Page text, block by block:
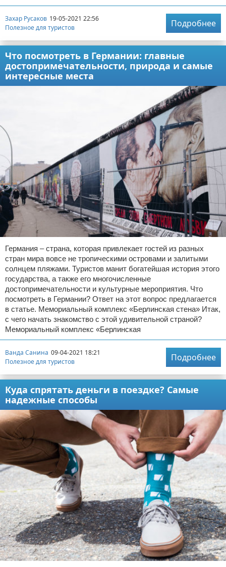
Захар Русаков 19-05-2021 22:56
Полезное для туристов
Подробнее
Что посмотреть в Германии: главные
достопримечательности, природа и самые
интересные места
Германия – страна, которая привлекает гостей из разных
стран мира вовсе не тропическими островами и залитыми
солнцем пляжами. Туристов манит богатейшая история этого
государства, а также его многочисленные
достопримечательности и культурные мероприятия. Что
посмотреть в Германии? Ответ на этот вопрос предлагается
в статье. Мемориальный комплекс «Берлинская стена» Итак,
с чего начать знакомство с этой удивительной страной?
Мемориальный комплекс «Берлинская
Ванда Санина 09-04-2021 18:21
Полезное для туристов
Подробнее
Куда спрятать деньги в поездке? Самые
надежные способы